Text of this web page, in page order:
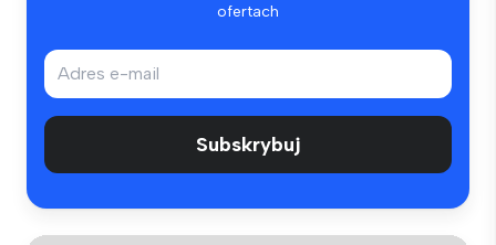
ofertach
Subskrybuj